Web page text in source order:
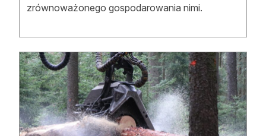
zrównoważonego gospodarowania nimi.